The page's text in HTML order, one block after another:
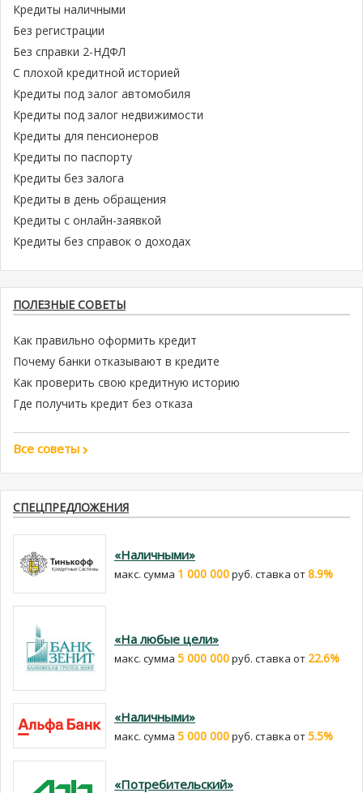
Кредиты наличными
Без регистрации
Без справки 2-НДФЛ
С плохой кредитной историей
Кредиты под залог автомобиля
Кредиты под залог недвижимости
Кредиты для пенсионеров
Кредиты по паспорту
Кредиты без залога
Кредиты в день обращения
Кредиты с онлайн-заявкой
Кредиты без справок о доходах
ПОЛЕЗНЫЕ СОВЕТЫ
Как правильно оформить кредит
Почему банки отказывают в кредите
Как проверить свою кредитную историю
Где получить кредит без отказа
Все советы
СПЕЦПРЕДЛОЖЕНИЯ
«Наличными»
макс. сумма 1 000 000руб. cтавка от8.9%
«На любые цели»
макс. сумма 5 000 000руб. cтавка от 22.6%
«Наличными»
макс. сумма 5 000 000руб. cтавка от5.5%
«Потребительский»